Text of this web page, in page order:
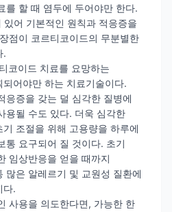
를 할 때 염두에 두어야만 한다.
있어 기본적인 원칙과 적응증을
점이 코르티코이드의 무분별한
.
코이드 치료를 요망하는
어야만 하는 치료기술이다.
응증을 갖는 덜 심각한 질병에
용될 수도 있다. 더욱 심각한
조절을 위해 고용량을 하루에
통 요구되어 질 것이다. 초기
임상반응을 얻을 때까지
많은 알레르기 및 교원성 질환에
다.
사용을 의도한다면, 가능한 한